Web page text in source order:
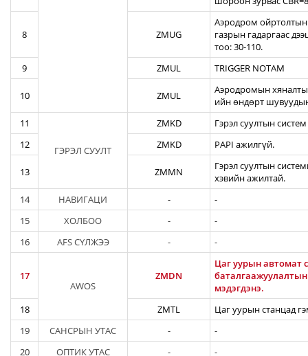
8 ZMUG
Аэродром ойртолтын
газрын гадаргаас
тоо: 30-110.
9
ZMUL TRIGGER NOTAM
10 ZMUL
Аэродромын
ийн өндөрт
11
ГЭРЭЛ СУУЛТ
ZMKD
Гэрэл суултын
12
ZMKD PAPI ажилгүй.
13 ZMMN
Гэрэл суултын
хэвийн ажилтай.
14
НАВИГАЦИ -
-
15
ХОЛБОО -
-
16
AFS СҮЛЖЭЭ - -
17
AWOS
ZMDN
Цаг уурын автомат
мэдэгдэнэ.
18
ZMTL
Цаг уурын станцад
19
САНСРЫН УТАС -
-
20
ОПТИК УТАС -
-